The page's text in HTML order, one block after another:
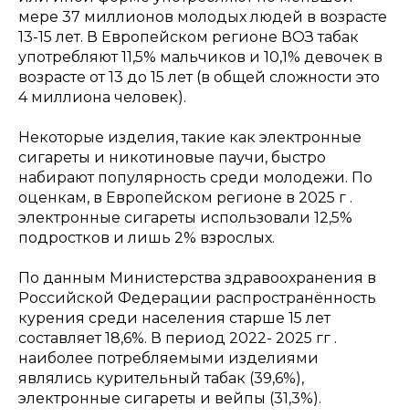
мере 37 миллионов молодых людей в возрасте
13-15 лет. В Европейском регионе ВОЗ табак
употребляют 11,5% мальчиков и 10,1% девочек в
возрасте от 13 до 15 лет (в общей сложности это
4 миллиона человек).
Некоторые изделия, такие как электронные
сигареты и никотиновые паучи, быстро
набирают популярность среди молодежи. По
оценкам, в Европейском регионе в 2025 г .
электронные сигареты использовали 12,5%
подростков и лишь 2% взрослых.
По данным Министерства здравоохранения в
Российской Федерации распространённость
курения среди населения старше 15 лет
составляет 18,6%. В период 2022- 2025 гг .
наиболее потребляемыми изделиями
являлись курительный табак (39,6%),
электронные сигареты и вейпы (31,3%).